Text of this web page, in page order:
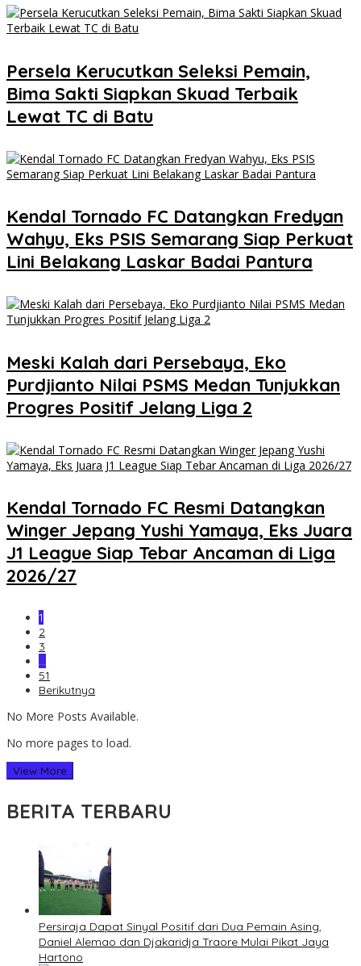
Persela Kerucutkan Seleksi Pemain,
Bima Sakti Siapkan Skuad Terbaik
Lewat TC di Batu
Kendal Tornado FC Datangkan Fredyan
Wahyu, Eks PSIS Semarang Siap Perkuat
Lini Belakang Laskar Badai Pantura
Meski Kalah dari Persebaya, Eko
Purdjianto Nilai PSMS Medan Tunjukkan
Progres Positif Jelang Liga 2
Kendal Tornado FC Resmi Datangkan
Winger Jepang Yushi Yamaya, Eks Juara
J1 League Siap Tebar Ancaman di Liga
2026/27
1
2
3
…
51
Berikutnya
No More Posts Available.
No more pages to load.
View More
BERITA TERBARU
Persiraja Dapat Sinyal Positif dari Dua Pemain Asing,
Daniel Alemao dan Djakaridja Traore Mulai Pikat Jaya
Hartono